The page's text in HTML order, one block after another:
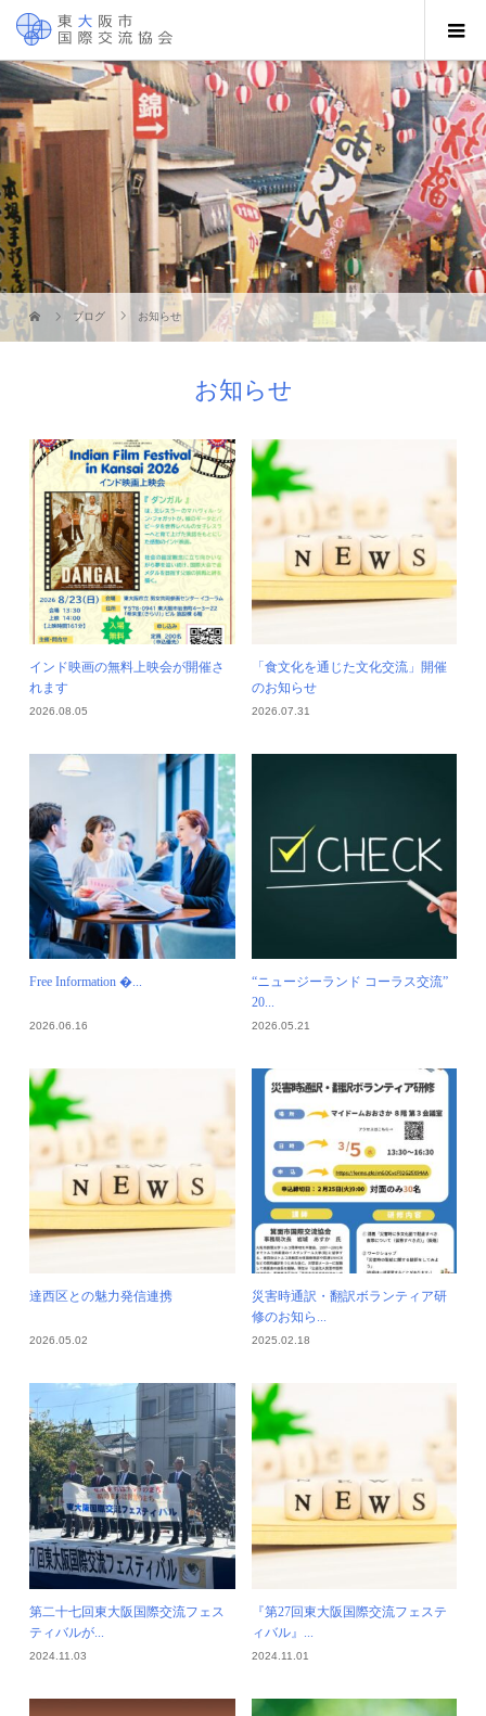
ブログ お知らせ
お知らせ
インド映画の無料上映会が開催さ
れます
2026.08.05
「食文化を通じた文化交流」開催
のお知らせ
2026.07.31
Free Information �...
2026.06.16
“ニュージーランド コーラス交流”
20...
2026.05.21
達西区との魅力発信連携
2026.05.02
災害時通訳・翻訳ボランティア研
修のお知ら...
2025.02.18
第二十七回東大阪国際交流フェス
ティバルが...
2024.11.03
『第27回東大阪国際交流フェステ
ィバル』...
2024.11.01